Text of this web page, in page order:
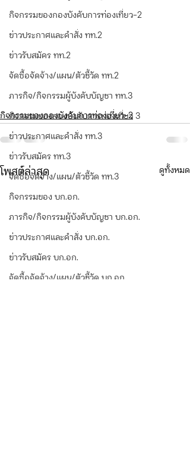
กิจกรรมของกองบังคับการท่องเที่ยว-2
ข่าวประกาศและคำสั่ง ทท.2
ข่าวรับสมัคร ทท.2
จัดซื้อจัดจ้าง/แผน/ตัวชี้วัด ทท.2
ภารกิจ/กิจกรรมผู้บังคับบัญชา ทท.3
กิจกรรมของกองบังคับการท่องเที่ยว 3
ข่าวประกาศและคำสั่ง ทท.3
ข่าวรับสมัคร ทท.3
จัดซื้อจัดจ้าง/แผน/ตัวชี้วัด ทท.3
กิจกรรมของ บก.อก.
ภารกิจ/กิจกรรมผู้บังคับบัญชา บก.อก.
ข่าวประกาศและคำสั่ง บก.อก.
ข่าวรับสมัคร บก.อก.
จัดซื้อจัดจ้าง/แผน/ตัวชี้วัด บก.อก.
กิจกรรมของกองบังคับการท่องเที่ยว-2
โพสต์ล่าสุด ดูทั้งหมด